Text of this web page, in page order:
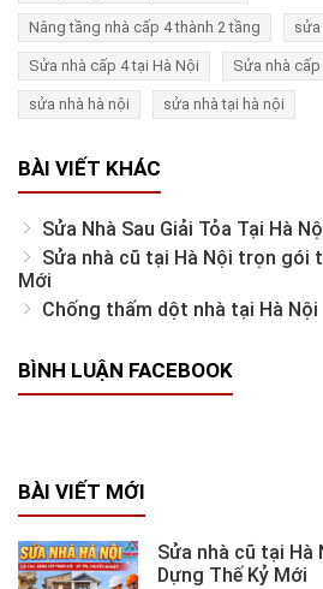
Nâng tầng nhà cấp 4 thành 2 tầng
Sửa nhà cấp 4 tại Hà Nội Sửa nhà
sửa nhà hà nội sửa nhà tại hà nội
BÀI VIẾT KHÁC
Sửa Nhà Sau Giải Tỏa Tại Hà
Sửa nhà cũ tại Hà Nội trọn gói
Mới
Chống thấm dột nhà tại Hà Nội
BÌNH LUẬN FACEBOOK
BÀI VIẾT MỚI
Sửa nhà cũ tại
Dựng Thế Kỷ Mới